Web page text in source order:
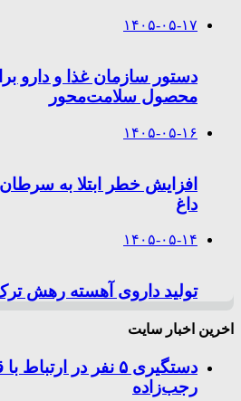
۱۴۰۵-۰۵-۱۷
محصول سلامت‌محور
۱۴۰۵-۰۵-۱۶
افزایش خطر ابتلا به
داغ
۱۴۰۵-۰۵-۱۴
تولید داروی آهسته رهش
اخرین اخبار سایت
دستگیری ۵ نفر در
رجب‌زاده